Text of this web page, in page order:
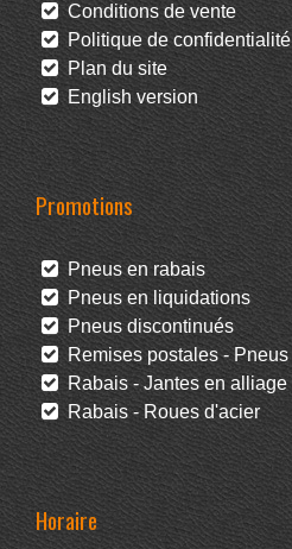
Conditions de vente
Politique de confidentialité
Plan du site
English version
Promotions
Pneus en rabais
Pneus en liquidations
Pneus discontinués
Remises postales - Pneus
Rabais - Jantes en alliage
Rabais - Roues d'acier
Horaire